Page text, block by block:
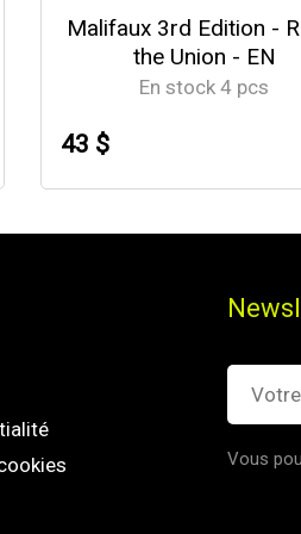
Malifaux 3rd Edition -
the Union - EN
En stock 4 pcs
43 $
Vous